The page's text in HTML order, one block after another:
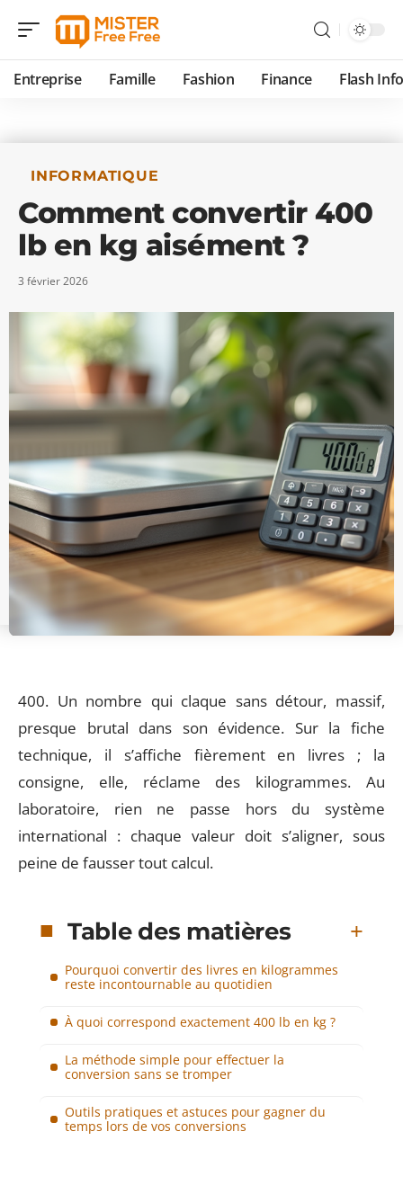
Entreprise Famille Fashion Finance Flash Info
INFORMATIQUE
Comment convertir 400
lb en kg aisément ?
3 février 2026
400. Un nombre qui claque sans détour, massif,
presque brutal dans son évidence. Sur la fiche
technique, il s’affiche fièrement en livres ; la
consigne, elle, réclame des kilogrammes. Au
laboratoire, rien ne passe hors du système
international : chaque valeur doit s’aligner, sous
peine de fausser tout calcul.
Table des matières
Pourquoi convertir des livres en kilogrammes
reste incontournable au quotidien
À quoi correspond exactement 400 lb en kg ?
La méthode simple pour effectuer la
conversion sans se tromper
Outils pratiques et astuces pour gagner du
temps lors de vos conversions